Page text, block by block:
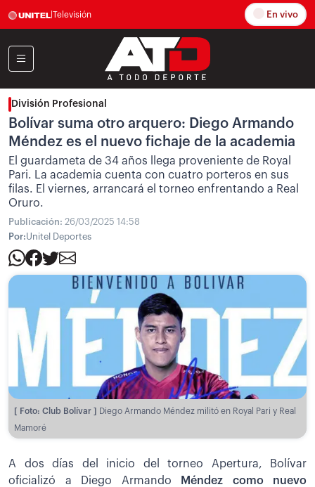
Televisión En vivo
División Profesional
Bolívar suma otro arquero: Diego Armando
Méndez es el nuevo fichaje de la academia
El guardameta de 34 años llega proveniente de Royal
Pari. La academia cuenta con cuatro porteros en sus
filas. El viernes, arrancará el torneo enfrentando a Real
Oruro.
Publicación: 26/03/2025 14:58
Por:Unitel Deportes
[ Foto: Club Bolívar ]
Diego Armando Méndez militó en Royal Pari y Real
Mamoré
A dos días del inicio del torneo Apertura, Bolívar
oficializó a Diego Armando
Méndez como nuevo